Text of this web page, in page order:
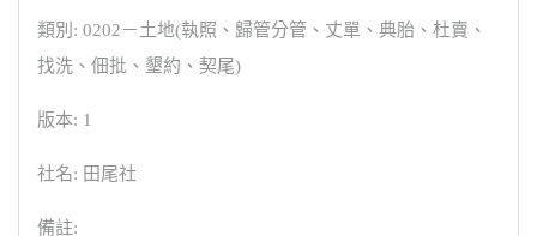
類別: 0202－土地(執照、歸管分管、丈單、典胎、杜賣、
找洗、佃批、墾約、契尾)
版本: 1
社名: 田尾社
備註: